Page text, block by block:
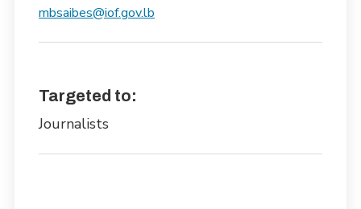
mbsaibes@iof.gov.lb
Targeted to:
Journalists